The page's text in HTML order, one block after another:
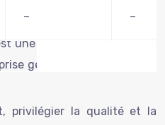
– –
privilégier la qualité et la